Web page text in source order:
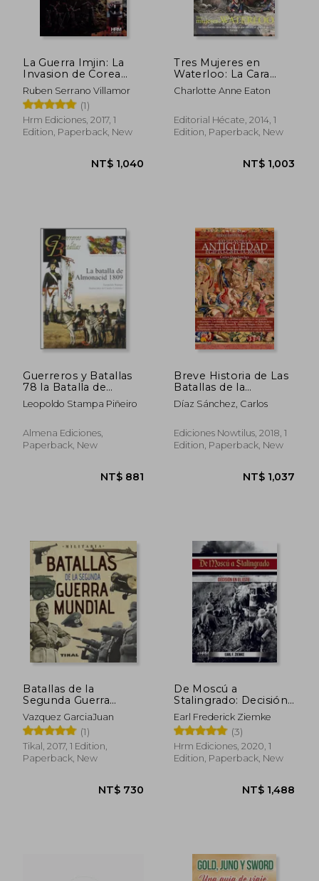
NT$ 1,012
La Guerra Imjin: La
Invasion de Corea
81592-1598) y la Isla
Ryukyu (1609) (in
Spanish)
Ruben Serrano Villamor
(1)
Hrm Ediciones, 2017, 1
Edition, Paperback, New
Tres Mujeres en
Waterloo: La Cara
Menos Conocida de la
Batalla que Decidió el
Spanish)
Charlotte Anne Eaton
Editorial Hécate, 2014, 1
Edition, Paperback, New
Guerreros y Batallas
78 la Batalla de
Almonacid 1809 (in
Spanish)
Leopoldo Stampa Piñeiro
Almena Ediciones,
Paperback, New
Breve Historia de Las
Batallas de la
Antigüedad (in
Spanish)
Díaz Sánchez, Carlos
Ediciones Nowtilus, 2018, 1
Edition, Paperback, New
Batallas de la
Segunda Guerra
Mundial (in Spanish)
Vazquez GarciaJuan
(1)
Tikal, 2017, 1 Edition,
Paperback, New
De Moscú a
Stalingrado: Decisión
en el Este (in Spanish)
Earl Frederick Ziemke
(3)
Hrm Ediciones, 2020, 1
Edition, Paperback, New